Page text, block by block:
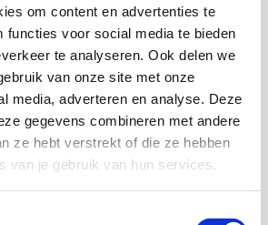
om content en advertenties te
functies voor social media te bieden
te analyseren. Ook delen we
van onze site met onze
media, adverteren en analyse. Deze
gegevens combineren met andere
ze hebt verstrekt of die ze hebben
van je gebruik van hun services.
We verzinnen het allemaal
maar!
uit 2021
van Villarreal? Dat is het winnen
in seizoen 2020/2021. Na een
werd Manchester
Ajaxdoelman Gerónimo
een heldenrol door eerst raak te
en daarna een strafschop van